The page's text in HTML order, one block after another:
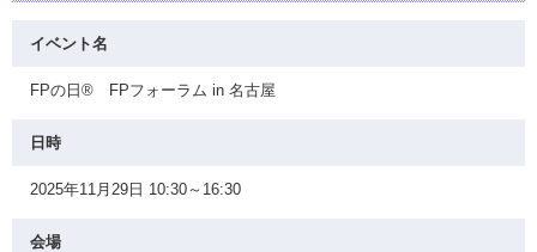
イベント名
FPの日® FPフォーラム in 名古屋
日時
2025年11月29日 10:30～16:30
会場